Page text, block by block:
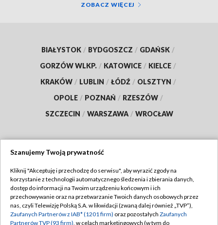
ZOBACZ WIĘCEJ
BIAŁYSTOK / BYDGOSZCZ / GDAŃSK /
GORZÓW WLKP. / KATOWICE / KIELCE /
KRAKÓW / LUBLIN / ŁÓDŹ / OLSZTYN /
OPOLE / POZNAŃ / RZESZÓW /
SZCZECIN / WARSZAWA / WROCŁAW
TVP
Abonament TVP
Emisja w TVP
Regulamin TVP
Polityka prywatności
Szanujemy Twoją prywatność
Kliknij "Akceptuję i przechodzę do serwisu", aby wyrazić zgody na
korzystanie z technologii automatycznego śledzenia i zbierania danych,
dostęp do informacji na Twoim urządzeniu końcowym i ich
przechowywanie oraz na przetwarzanie Twoich danych osobowych przez
nas, czyli Telewizję Polską S.A. w likwidacji (zwaną dalej również „TVP”),
Zaufanych Partnerów z IAB* (1201 firm) oraz pozostałych Zaufanych
Partnerów TVP (93 firm), w celach marketingowych (w tym do